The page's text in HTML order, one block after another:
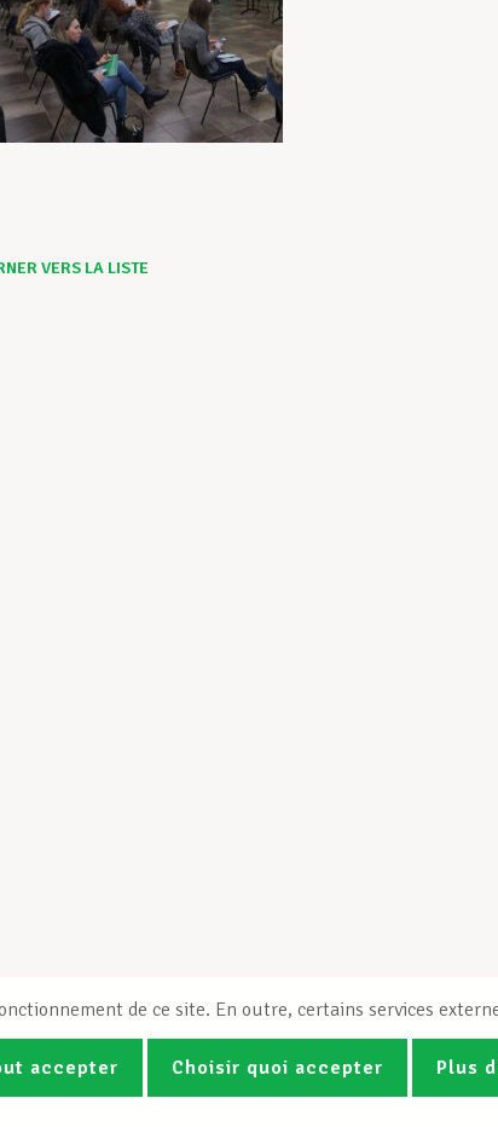
VERS LA LISTE
de ce site. En outre, certains services
accepter Choisir quoi accepter Plus